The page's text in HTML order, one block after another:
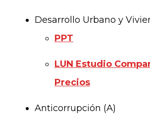
Desarrollo Urbano y
PPT
LUN Estudio
Precios
Anticorrupción (A)